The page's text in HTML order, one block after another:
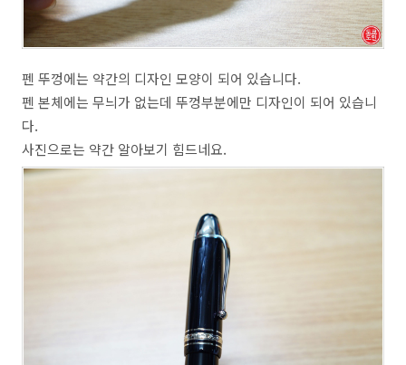
펜 뚜껑에는 약간의 디자인 모양이 되어 있습니다.
펜 본체에는 무늬가 없는데 뚜껑부분에만 디자인이 되어 있습니
다.
사진으로는 약간 알아보기 힘드네요.